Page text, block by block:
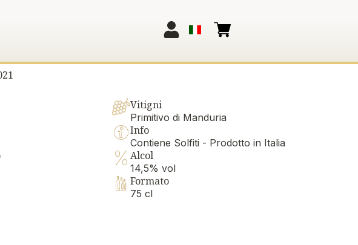
Vitigni
Primitivo di Manduria
Info
Contiene Solfiti - Prodotto in Italia
Alcol
14,5% vol
Formato
75 cl